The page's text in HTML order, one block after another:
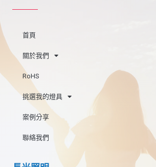
首頁
關於我們
RoHS
挑選我的燈具
案例分享
聯絡我們